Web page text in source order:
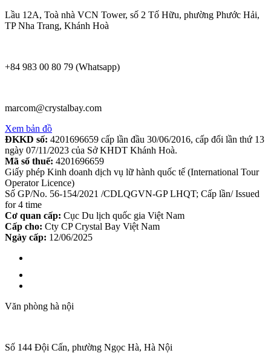
Lầu 12A, Toà nhà VCN Tower, số 2 Tố Hữu, phường Phước Hải,
TP Nha Trang, Khánh Hoà
+84 983 00 80 79 (Whatsapp)
marcom@crystalbay.com
Xem bản đồ
ĐKKD số: 4201696659 cấp lần đầu 30/06/2016, cấp đổi lần thứ 13
ngày 07/11/2023 của Sở KHDT Khánh Hoà.
Mã số thuế: 4201696659
Giấy phép Kinh doanh dịch vụ lữ hành quốc tế (International Tour
Operator Licence)
Số GP/No. 56-154/2021 /CDLQGVN-GP LHQT; Cấp lần/ Issued
for 4 time
Cơ quan cấp: Cục Du lịch quốc gia Việt Nam
Cấp cho: Cty CP Crystal Bay Việt Nam
Ngày cấp: 12/06/2025
Văn phòng hà nội
Số 144 Đội Cấn, phường Ngọc Hà, Hà Nội